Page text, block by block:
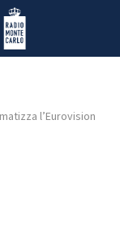
Radio Monte Carlo
l’Eurovision